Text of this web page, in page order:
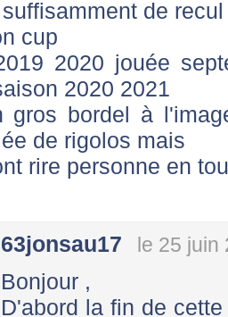
de
cup
2020 jouée
2020 2021
gros bordel à
de rigolos mais
rire personne en
63jonsau17 le 25 juin
Bonjour ,
D'abord la fin de